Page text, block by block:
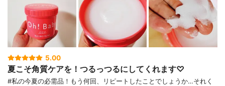
5.00
夏こそ角質ケアを！つるっつるにしてくれます♡
#私の今夏の必需品！もう何回、リピートしたことでしょうか…それく